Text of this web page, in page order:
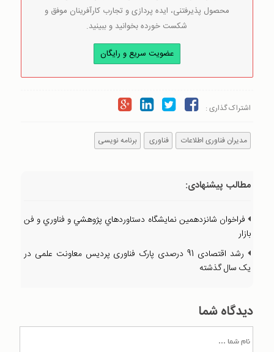
محصول پذیرفتنی، ایده پردازی و تجارب کارآفرینان موفق و
شکست خورده بخوانید و ببینید.
عضویت سریع و رایگان
اشتراک گذاری :
مدیران فناوری اطلاعات فناوری برنامه نویسی
مطالب پیشنهادی:
فراخوان شانزدهمين نمايشگاه دستاوردهاي پژوهشي و فناوري و فن
بازار
رشد اقتصادی 91 درصدی پارک فناوری پردیس معاونت‌ علمی در
یک سال گذشته
دیدگاه شما